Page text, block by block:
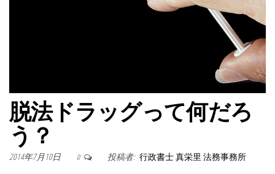
脱法ドラッグって何だろ
う？
2014年7月10日 0 投稿者: 行政書士 真栄里 法務事務所